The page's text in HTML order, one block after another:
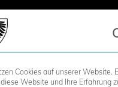
STADION
Cookies auf unserer Website.
Website und Ihre Erfahrung